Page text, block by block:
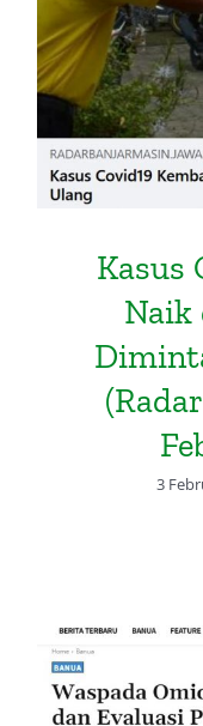
Kasus
Kalsel,
Ulang
Kasus
Naik
3